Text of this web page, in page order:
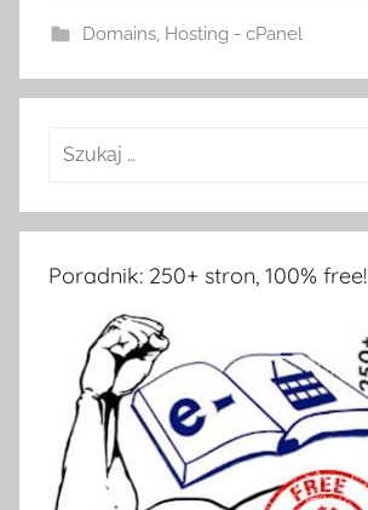
Domains, Hosting - cPanel
Poradnik: 250+ stron, 100% free!